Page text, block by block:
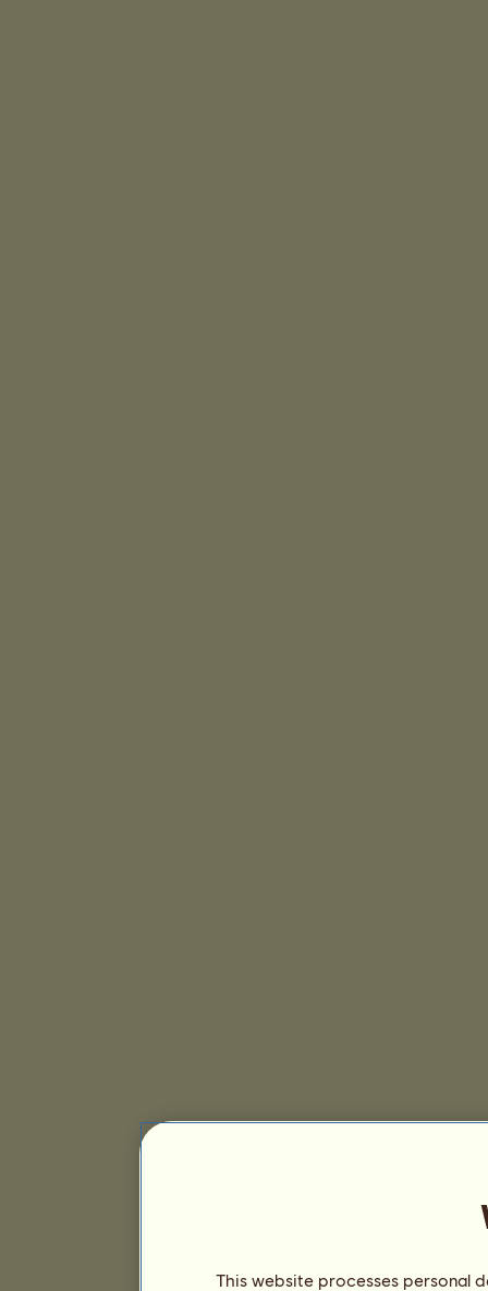
This website processes personal